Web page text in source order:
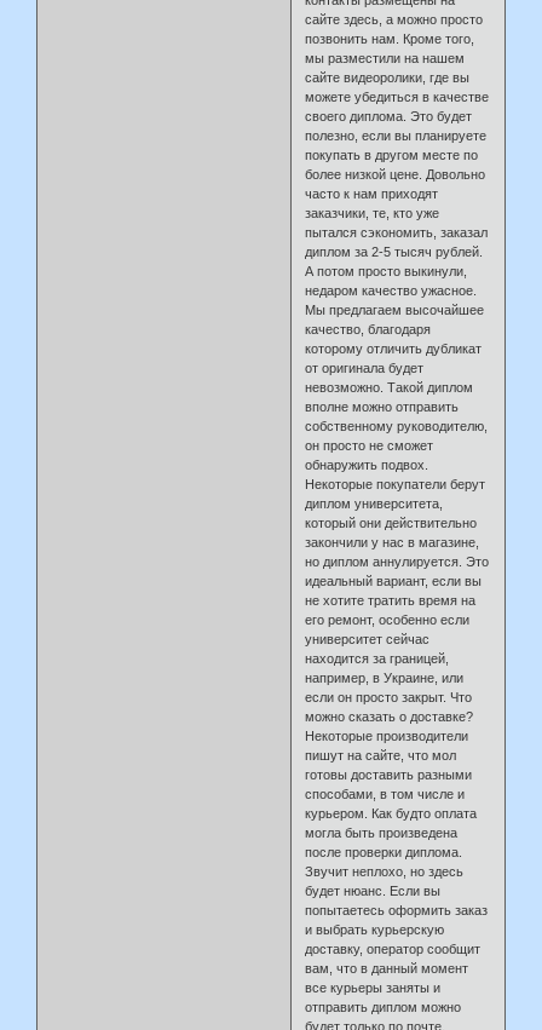
сайте здесь, а можно просто
позвонить нам. Кроме того,
мы разместили на нашем
сайте видеоролики, где вы
можете убедиться в качестве
своего диплома. Это будет
полезно, если вы планируете
покупать в другом месте по
более низкой цене. Довольно
часто к нам приходят
заказчики, те, кто уже
пытался сэкономить, заказал
диплом за 2-5 тысяч рублей.
А потом просто выкинули,
недаром качество ужасное.
Мы предлагаем высочайшее
качество, благодаря
которому отличить дубликат
от оригинала будет
невозможно. Такой диплом
вполне можно отправить
собственному руководителю,
он просто не сможет
обнаружить подвох.
Некоторые покупатели берут
диплом университета,
который они действительно
закончили у нас в магазине,
но диплом аннулируется. Это
идеальный вариант, если вы
не хотите тратить время на
его ремонт, особенно если
университет сейчас
находится за границей,
например, в Украине, или
если он просто закрыт. Что
можно сказать о доставке?
Некоторые производители
пишут на сайте, что мол
готовы доставить разными
способами, в том числе и
курьером. Как будто оплата
могла быть произведена
после проверки диплома.
Звучит неплохо, но здесь
будет нюанс. Если вы
попытаетесь оформить заказ
и выбрать курьерскую
доставку, оператор сообщит
вам, что в данный момент
все курьеры заняты и
отправить диплом можно
будет только по почте.